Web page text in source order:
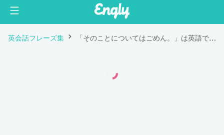
英会話フレーズ集 「そのことについてはごめん。」は英語で "Sorry about that."